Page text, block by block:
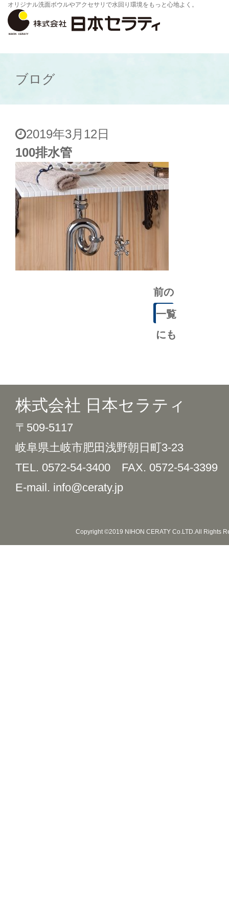
オリジナル洗面ボウルやアクセサリで水回り環境をもっと心地よく。
ブログ
2019年3月12日
100排水管
前の
記事
一覧
にも
株式会社 日本セラティ
〒509-5117
岐阜県土岐市肥田浅野朝日町3-23
TEL. 0572-54-3400 FAX. 0572-54-3399
E-mail. info@ceraty.jp
Copyright ©2019 NIHON CERATY Co.LTD.All Rights